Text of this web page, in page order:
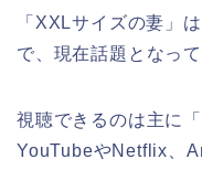
「XXLサイズの妻」
で、現在話題となって
視聴できるのは主に
YouTubeやNetflix、